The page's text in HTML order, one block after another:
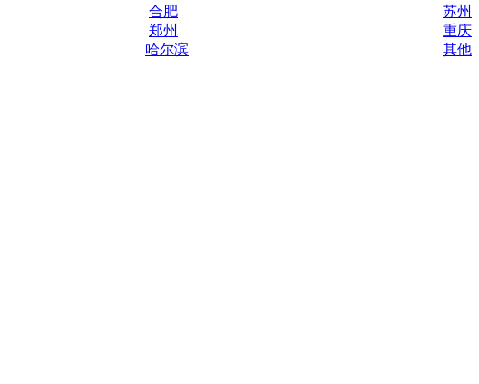
合肥
苏州
郑州
重庆
哈尔滨
其他